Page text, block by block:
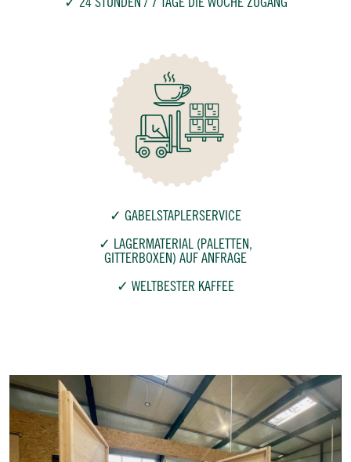
✓ 24 STUNDEN / 7 TAGE DIE WOCHE ZUGANG
✓ GABELSTAPLERSERVICE
✓ LAGERMATERIAL (PALETTEN,
GITTERBOXEN) AUF ANFRAGE
✓ WELTBESTER KAFFEE